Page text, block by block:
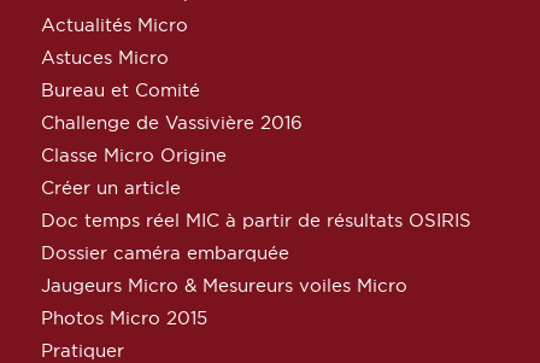
Actualités Micro
Astuces Micro
Bureau et Comité
Challenge de Vassivière 2016
Classe Micro Origine
Créer un article
Doc temps réel MIC à partir de résultats OSIRIS
Dossier caméra embarquée
Jaugeurs Micro & Mesureurs voiles Micro
Photos Micro 2015
Pratiquer